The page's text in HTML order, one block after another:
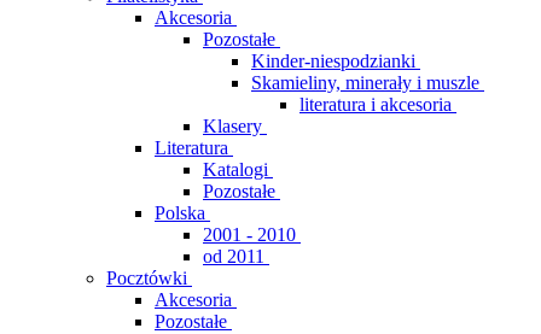
Akcesoria
Pozostałe
Kinder-niespodzianki
Skamieliny, minerały i muszle
literatura i akcesoria
Klasery
Literatura
Katalogi
Pozostałe
Polska
2001 - 2010
od 2011
Pocztówki
Akcesoria
Pozostałe